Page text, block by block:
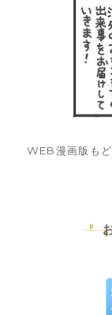
WEB漫画版も